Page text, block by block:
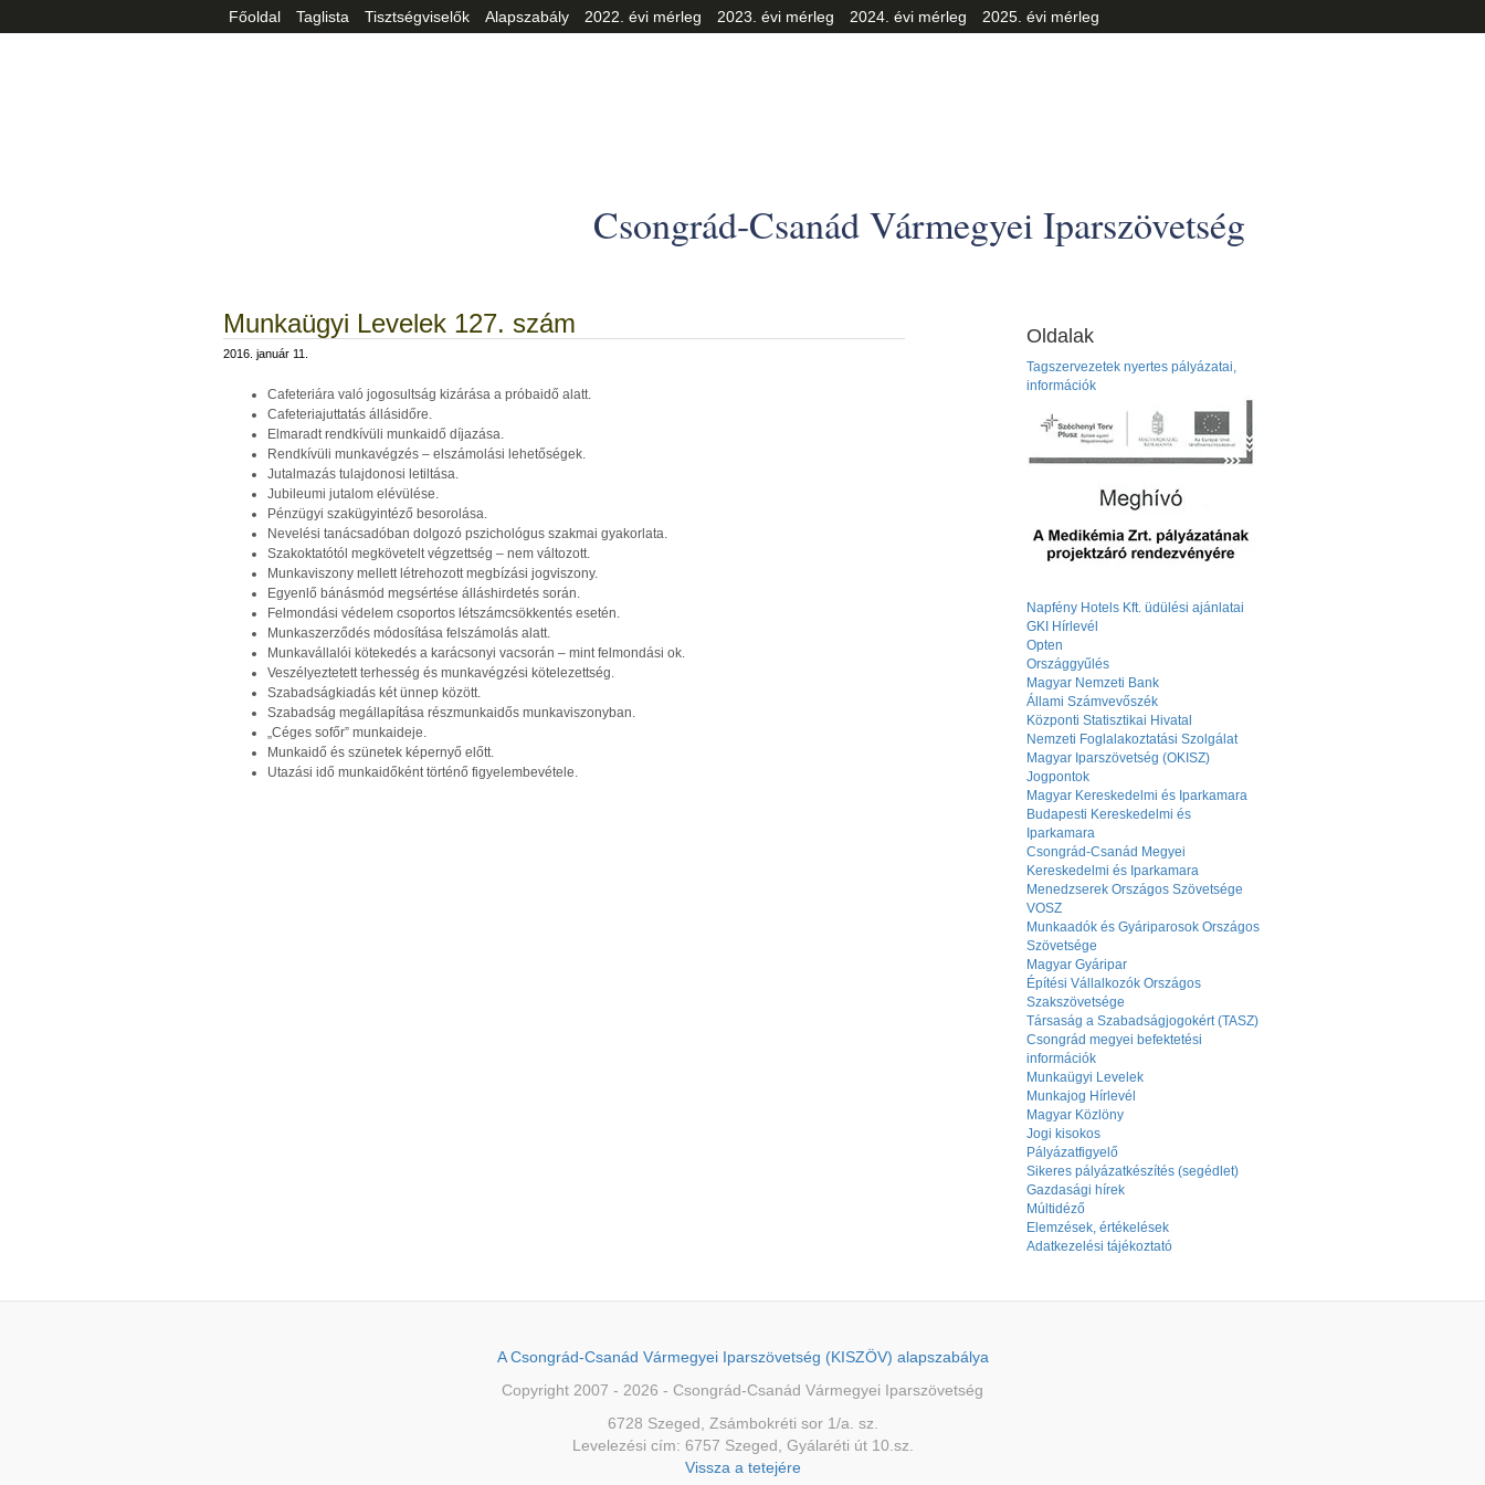
Főoldal Taglista Tisztségviselők Alapszabály 2022. évi mérleg 2023. évi mérleg 2024. évi mérleg 2025. évi mérleg
Csongrád-Csanád Vármegyei Iparszövetség
Munkaügyi Levelek 127. szám
2016. január 11.
Cafeteriára való jogosultság kizárása a próbaidő alatt.
Cafeteriajuttatás állásidőre.
Elmaradt rendkívüli munkaidő díjazása.
Rendkívüli munkavégzés – elszámolási lehetőségek.
Jutalmazás tulajdonosi letiltása.
Jubileumi jutalom elévülése.
Pénzügyi szakügyintéző besorolása.
Nevelési tanácsadóban dolgozó pszichológus szakmai gyakorlata.
Szakoktatótól megkövetelt végzettség – nem változott.
Munkaviszony mellett létrehozott megbízási jogviszony.
Egyenlő bánásmód megsértése álláshirdetés során.
Felmondási védelem csoportos létszámcsökkentés esetén.
Munkaszerződés módosítása felszámolás alatt.
Munkavállalói kötekedés a karácsonyi vacsorán – mint felmondási ok.
Veszélyeztetett terhesség és munkavégzési kötelezettség.
Szabadságkiadás két ünnep között.
Szabadság megállapítása részmunkaidős munkaviszonyban.
„Céges sofőr” munkaideje.
Munkaidő és szünetek képernyő előtt.
Utazási idő munkaidőként történő figyelembevétele.
Oldalak
Tagszervezetek nyertes pályázatai,
információk
Napfény Hotels Kft. üdülési ajánlatai
GKI Hírlevél
Opten
Országgyűlés
Magyar Nemzeti Bank
Állami Számvevőszék
Központi Statisztikai Hivatal
Nemzeti Foglalakoztatási Szolgálat
Magyar Iparszövetség (OKISZ)
Jogpontok
Magyar Kereskedelmi és Iparkamara
Budapesti Kereskedelmi és
Iparkamara
Csongrád-Csanád Megyei
Kereskedelmi és Iparkamara
Menedzserek Országos Szövetsége
VOSZ
Munkaadók és Gyáriparosok Országos
Szövetsége
Magyar Gyáripar
Építési Vállalkozók Országos
Szakszövetsége
Társaság a Szabadságjogokért (TASZ)
Csongrád megyei befektetési
információk
Munkaügyi Levelek
Munkajog Hírlevél
Magyar Közlöny
Jogi kisokos
Pályázatfigyelő
Sikeres pályázatkészítés (segédlet)
Gazdasági hírek
Múltidéző
Elemzések, értékelések
Adatkezelési tájékoztató
A Csongrád-Csanád Vármegyei Iparszövetség (KISZÖV) alapszabálya
Copyright 2007 - 2026 - Csongrád-Csanád Vármegyei Iparszövetség
6728 Szeged, Zsámbokréti sor 1/a. sz.
Levelezési cím: 6757 Szeged, Gyálaréti út 10.sz.
Vissza a tetejére